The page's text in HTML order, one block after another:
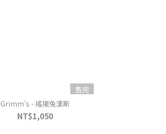
售完
Grimm's - 搖擺兔漢斯
NT$1,050